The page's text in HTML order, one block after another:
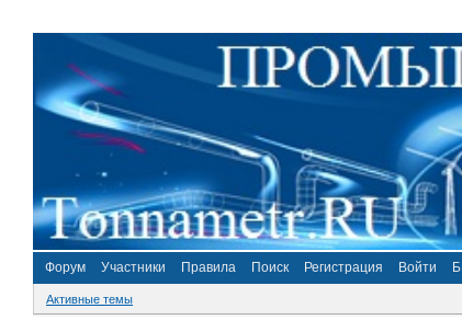
Форум Участники Правила Поиск Регистрация Войти
Активные темы